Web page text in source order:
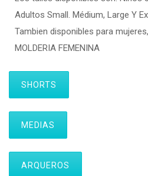
Adultos Small. Médium, Large Y
Tambien disponibles para
MOLDERIA FEMENINA
SHORTS
MEDIAS
ARQUEROS